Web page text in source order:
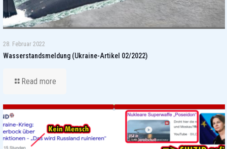
28. Februar 2022
Wasserstandsmeldung (Ukraine-Artikel 02/2022)
Read more